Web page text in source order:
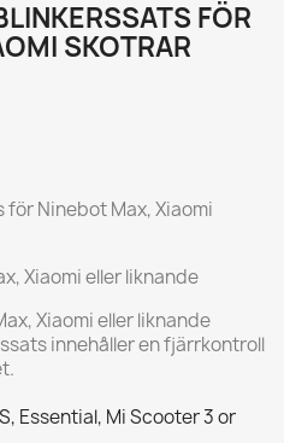
FÖR
SKOTRAR
för Ninebot Max, Xiaomi
Xiaomi eller liknande
Xiaomi eller liknande
innehåller en fjärrkontroll
Essential, Mi Scooter 3 or